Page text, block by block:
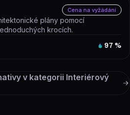
Cena na vyžádání
plány pomocí
krocích.
97 %
v kategorii Interiérový